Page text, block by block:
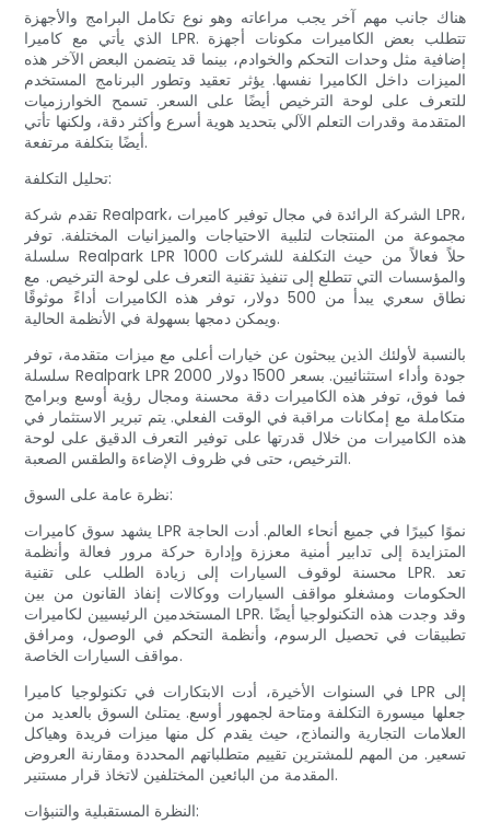
هناك جانب مهم آخر يجب مراعاته وهو نوع تكامل البرامج والأجهزة
الذي يأتي مع كاميرا LPR. تتطلب بعض الكاميرات مكونات أجهزة
إضافية مثل وحدات التحكم والخوادم، بينما قد يتضمن البعض الآخر هذه
الميزات داخل الكاميرا نفسها. يؤثر تعقيد وتطور البرنامج المستخدم
للتعرف على لوحة الترخيص أيضًا على السعر. تسمح الخوارزميات
المتقدمة وقدرات التعلم الآلي بتحديد هوية أسرع وأكثر دقة، ولكنها تأتي
أيضًا بتكلفة مرتفعة.
تحليل التكلفة:
تقدم شركة Realpark، الشركة الرائدة في مجال توفير كاميرات LPR،
مجموعة من المنتجات لتلبية الاحتياجات والميزانيات المختلفة. توفر
سلسلة Realpark LPR 1000 حلاً فعالاً من حيث التكلفة للشركات
والمؤسسات التي تتطلع إلى تنفيذ تقنية التعرف على لوحة الترخيص. مع
نطاق سعري يبدأ من 500 دولار، توفر هذه الكاميرات أداءً موثوقًا
ويمكن دمجها بسهولة في الأنظمة الحالية.
بالنسبة لأولئك الذين يبحثون عن خيارات أعلى مع ميزات متقدمة، توفر
سلسلة Realpark LPR 2000 جودة وأداء استثنائيين. بسعر 1500 دولار
فما فوق، توفر هذه الكاميرات دقة محسنة ومجال رؤية أوسع وبرامج
متكاملة مع إمكانات مراقبة في الوقت الفعلي. يتم تبرير الاستثمار في
هذه الكاميرات من خلال قدرتها على توفير التعرف الدقيق على لوحة
الترخيص، حتى في ظروف الإضاءة والطقس الصعبة.
نظرة عامة على السوق:
يشهد سوق كاميرات LPR نموًا كبيرًا في جميع أنحاء العالم. أدت الحاجة
المتزايدة إلى تدابير أمنية معززة وإدارة حركة مرور فعالة وأنظمة
محسنة لوقوف السيارات إلى زيادة الطلب على تقنية LPR. تعد
الحكومات ومشغلو مواقف السيارات ووكالات إنفاذ القانون من بين
المستخدمين الرئيسيين لكاميرات LPR. وقد وجدت هذه التكنولوجيا أيضًا
تطبيقات في تحصيل الرسوم، وأنظمة التحكم في الوصول، ومرافق
مواقف السيارات الخاصة.
في السنوات الأخيرة، أدت الابتكارات في تكنولوجيا كاميرا LPR إلى
جعلها ميسورة التكلفة ومتاحة لجمهور أوسع. يمتلئ السوق بالعديد من
العلامات التجارية والنماذج، حيث يقدم كل منها ميزات فريدة وهياكل
تسعير. من المهم للمشترين تقييم متطلباتهم المحددة ومقارنة العروض
المقدمة من البائعين المختلفين لاتخاذ قرار مستنير.
النظرة المستقبلية والتنبؤات: